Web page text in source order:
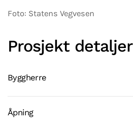
Foto: Statens Vegvesen
Prosjekt detaljer
Byggherre
Åpning